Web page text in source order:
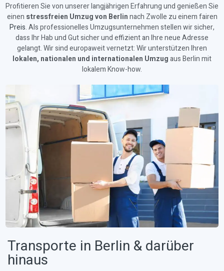
Profitieren Sie von unserer langjährigen Erfahrung und genießen Sie
einen stressfreien Umzug von Berlinnach Zwolle zu einem fairen
Preis. Als professionelles Umzugsunternehmen stellen wir sicher,
dass Ihr Hab und Gut sicher und effizient an Ihre neue Adresse
gelangt. Wir sind europaweit vernetzt: Wir unterstützen Ihren
lokalen, nationalen und internationalen Umzugaus Berlin mit
lokalem Know-how.
Transporte in Berlin & darüber
hinaus